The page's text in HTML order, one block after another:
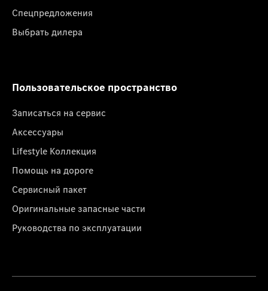
Спецпредложения
Выбрать дилера
Пользовательское пространство
Записаться на сервис
Аксессуары
Lifestyle Коллекция
Помощь на дороге
Сервисный пакет
Оригинальные запасные части
Руководства по эксплуатации